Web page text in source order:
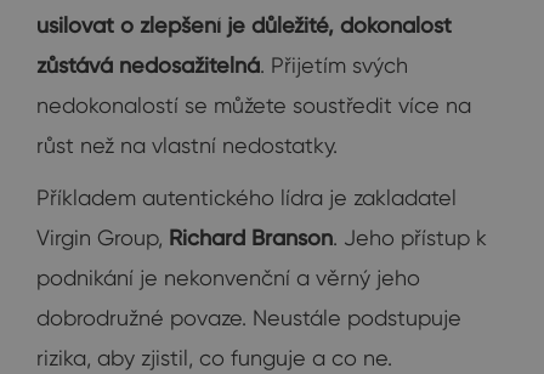
usilovat o zlepšení je důležité, dokonalost
zůstává nedosažitelná. Přijetím svých
nedokonalostí se můžete soustředit více na
růst než na vlastní nedostatky.
Příkladem autentického lídra je zakladatel
Virgin Group, Richard Branson. Jeho přístup k
podnikání je nekonvenční a věrný jeho
dobrodružné povaze. Neustále podstupuje
rizika, aby zjistil, co funguje a co ne.